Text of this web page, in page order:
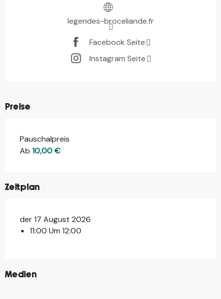
legendes-broceliande.fr
Facebook Seite
Instagram Seite
Preise
Pauschalpreis
Ab 10,00 €
Zeitplan
der 17 August 2026
11:00 Um 12:00
Medien
©
©